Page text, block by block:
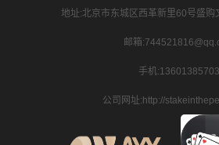
地址:北京市东城区西革新里60号盛购
邮箱
手机:13601385703
公司网址:http://